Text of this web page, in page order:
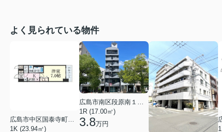
よく見られている物件
広島市中区国泰寺町２丁目
1K (23.94㎡)
広島市南区段原南１丁目
1R (17.00㎡)
3.8万円